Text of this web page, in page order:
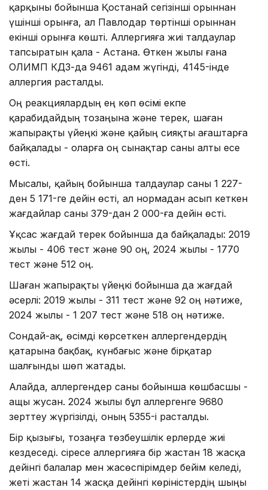
қарқыны бойынша Қостанай сегізінші орыннан
үшінші орынға, ал Павлодар төртінші орыннан
екінші орынға көшті. Аллергияға жиі талдаулар
тапсыратын қала - Астана. Өткен жылы ғана
ОЛИМП КДЗ-да 9461 адам жүгінді, 4145-інде
аллергия расталды.
Оң реакциялардың ең көп өсімі екпе
қарабидайдың тозаңына және терек, шаған
жапырақты үйеңкі және қайың сияқты ағаштарға
байқалады - оларға оң сынақтар саны алты есе
өсті.
Мысалы, қайың бойынша талдаулар саны 1 227-
ден 5 171-ге дейін өсті, ал нормадан асып кеткен
жағдайлар саны 379-дан 2 000-ға дейін өсті.
Ұқсас жағдай терек бойынша да байқалады: 2019
жылы - 406 тест және 90 оң, 2024 жылы - 1770
тест және 512 оң.
Шаған жапырақты үйеңкі бойынша да жағдай
әсерлі: 2019 жылы - 311 тест және 92 оң нәтиже,
2024 жылы - 1 207 тест және 518 оң нәтиже.
Сондай-ақ, өсімді көрсеткен аллергендердің
қатарына бақбақ, күнбағыс және бірқатар
шалғынды шөп жатады.
Алайда, аллергендер саны бойынша көшбасшы -
ащы жусан. 2024 жылы бұл аллергенге 9680
зерттеу жүргізілді, оның 5355-і расталды.
Бір қызығы, тозаңға төзбеушілік ерлерде жиі
кездеседі. Әсіресе аллергияға бір жастан 18 жасқа
дейінгі балалар мен жасөспірімдер бейім келеді,
жеті жастан 14 жасқа дейінгі көріністердің шыңы